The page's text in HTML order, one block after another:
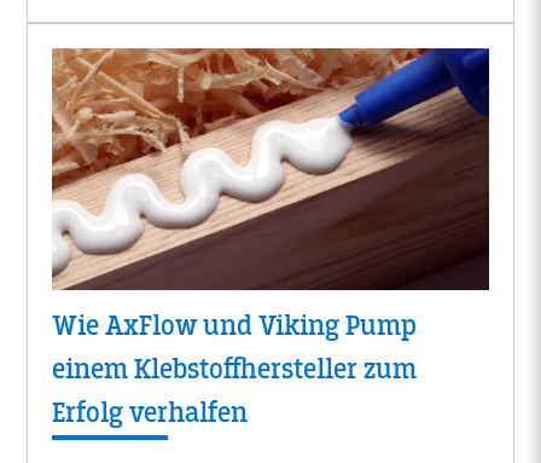
Wie AxFlow und Viking Pump
einem Klebstoffhersteller zum
Erfolg verhalfen